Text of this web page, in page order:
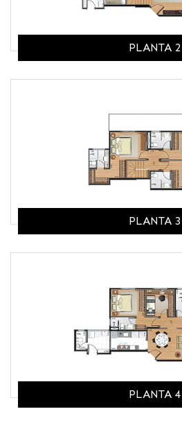
PLANTA 2
PLANTA 3
PLANTA 4